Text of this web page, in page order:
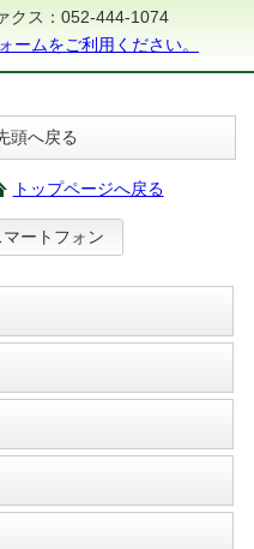
クス：052-444-1074
ームをご利用ください。
頭へ戻る
トップページへ戻る
マートフォン